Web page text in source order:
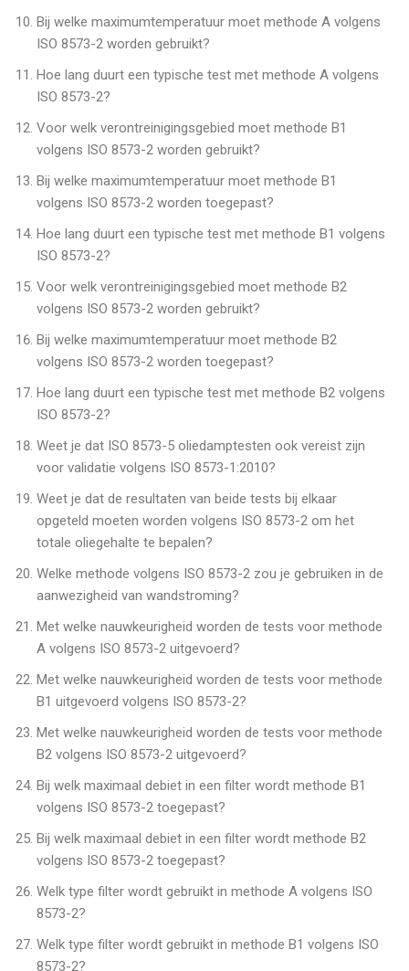
Bij welke maximumtemperatuur moet methode A volgens
ISO 8573-2 worden gebruikt?
Hoe lang duurt een typische test met methode A volgens
ISO 8573-2?
Voor welk verontreinigingsgebied moet methode B1
volgens ISO 8573-2 worden gebruikt?
Bij welke maximumtemperatuur moet methode B1
volgens ISO 8573-2 worden toegepast?
Hoe lang duurt een typische test met methode B1 volgens
ISO 8573-2?
Voor welk verontreinigingsgebied moet methode B2
volgens ISO 8573-2 worden gebruikt?
Bij welke maximumtemperatuur moet methode B2
volgens ISO 8573-2 worden toegepast?
Hoe lang duurt een typische test met methode B2 volgens
ISO 8573-2?
Weet je dat ISO 8573-5 oliedamptesten ook vereist zijn
voor validatie volgens ISO 8573-1:2010?
Weet je dat de resultaten van beide tests bij elkaar
opgeteld moeten worden volgens ISO 8573-2 om het
totale oliegehalte te bepalen?
Welke methode volgens ISO 8573-2 zou je gebruiken in de
aanwezigheid van wandstroming?
Met welke nauwkeurigheid worden de tests voor methode
A volgens ISO 8573-2 uitgevoerd?
Met welke nauwkeurigheid worden de tests voor methode
B1 uitgevoerd volgens ISO 8573-2?
Met welke nauwkeurigheid worden de tests voor methode
B2 volgens ISO 8573-2 uitgevoerd?
Bij welk maximaal debiet in een filter wordt methode B1
volgens ISO 8573-2 toegepast?
Bij welk maximaal debiet in een filter wordt methode B2
volgens ISO 8573-2 toegepast?
Welk type filter wordt gebruikt in methode A volgens ISO
8573-2?
Welk type filter wordt gebruikt in methode B1 volgens ISO
8573-2?